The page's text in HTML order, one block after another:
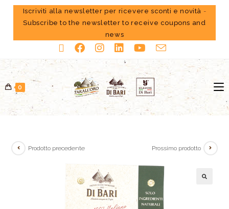
Iscriviti alla newsletter per ricevere sconti e novità -
Subscribe to the newsletter to receive coupons and
news
0
Prodotto precedente Prossimo prodotto